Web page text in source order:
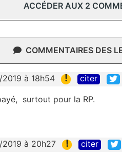
ACCÉDER AUX 2
COMMENTAIRES DES
à 18h54 ! citer
surtout pour la RP.
à 20h27 ! citer